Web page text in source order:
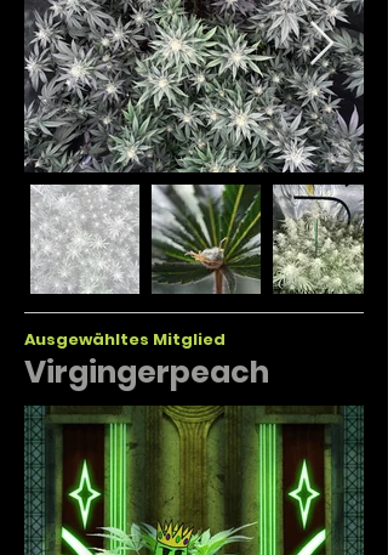
Ausgewähltes Mitglied
Virgingerpeach